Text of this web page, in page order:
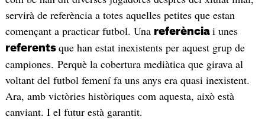
servirà de referència a totes aquelles petites que estan
començant a practicar futbol. Una referència i unes
referents que han estat inexistents per aquest grup de
campiones. Perquè la cobertura mediàtica que girava al
voltant del futbol femení fa uns anys era quasi inexistent.
Ara, amb victòries històriques com aquesta, això està
canviant. I el futur està garantit.